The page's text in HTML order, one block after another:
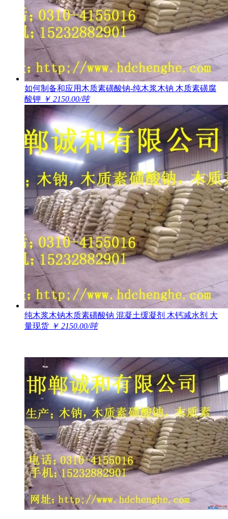
如何制备和应用木质素磺酸钠-纯木浆木钠 木质素磺腐
酸钾 ￥ 2150.00/吨
纯木浆木钠木质素磺酸钠 混凝土缓凝剂 木钙减水剂 大
量现货 ￥ 2150.00/吨